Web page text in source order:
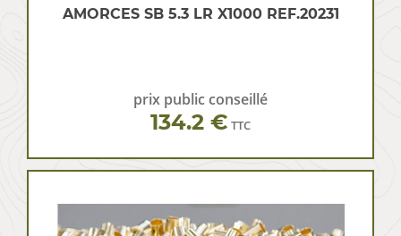
AMORCES SB 5.3 LR X1000 REF.20231
prix public conseillé
134.2 € TTC